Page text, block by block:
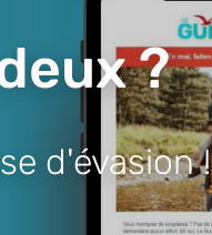
?
d'évasion !